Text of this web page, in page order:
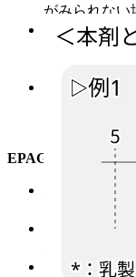
がみられない
CsA併用の
stage3 より
副作用：腎機
EPAG
経口可能な
ト (TPO-RA)
TPO受容体
核球の分化
EPAGによる